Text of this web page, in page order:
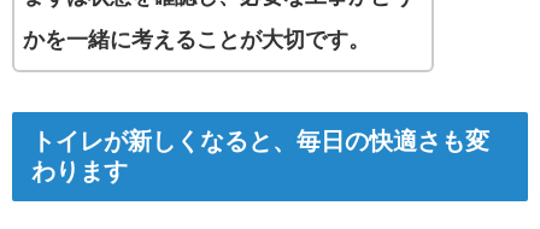
かを一緒に考えることが大切です。
トイレが新しくなると、毎日の快適さも変
わります